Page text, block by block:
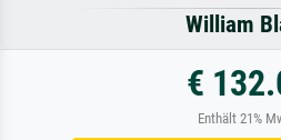
William
€
Enthält 21%